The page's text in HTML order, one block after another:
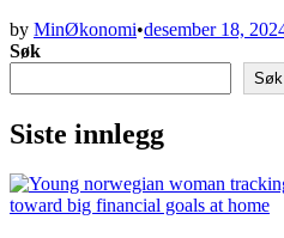
by MinØkonomi•desember 18,
Søk
Søk
Siste innlegg